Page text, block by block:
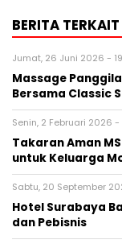
BERITA TERKAIT
Jumat, 26 Juni 2026 -
Massage
Bersama Classic
Senin, 2 Februari 2026 -
Takaran Aman
untuk Keluarga
Sabtu, 20 September
Hotel Surabaya
dan Pebisnis